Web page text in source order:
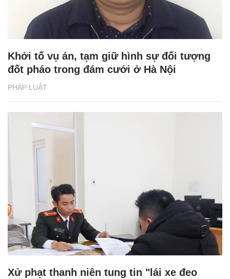
PHÁP LUẬT
Khởi tố vụ án, tạm giữ hình sự đối tượng
đốt pháo trong đám cưới ở Hà Nội
Xử phạt thanh niên tung tin "lái xe đeo